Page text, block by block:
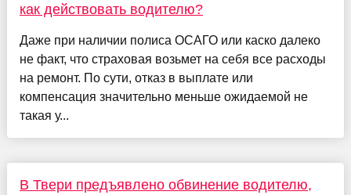
как действовать водителю?
Даже при наличии полиса ОСАГО или каско далеко
не факт, что страховая возьмет на себя все расходы
на ремонт. По сути, отказ в выплате или
компенсация значительно меньше ожидаемой не
такая у...
В Твери предъявлено обвинение водителю,